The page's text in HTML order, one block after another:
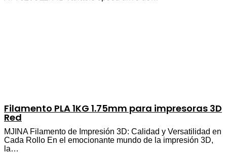
Filamento PLA 1KG 1.75mm para impresoras 3D
Red
MJINA Filamento de Impresión 3D: Calidad y Versatilidad en
Cada Rollo En el emocionante mundo de la impresión 3D,
la…